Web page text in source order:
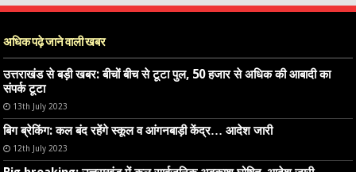
अधिक पढ़े जाने वाली खबर
उत्तराखंड से बड़ी खबर: बीचों बीच से टूटा पुल, 50 हजार से अधिक की आबादी का
संपर्क टूटा
13th July 2023
बिग ब्रेकिंग: कल बंद रहेंगे स्कूल व आंगनबाड़ी केंद्र… आदेश जारी
12th July 2023